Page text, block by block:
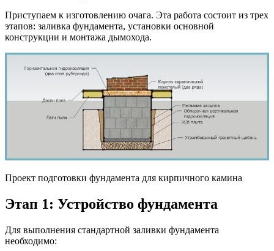
Приступаем к изготовлению очага. Эта работа состоит из трех
этапов: заливка фундамента, установки основной
конструкции и монтажа дымохода.
Проект подготовки фундамента для кирпичного камина
Этап 1: Устройство фундамента
Для выполнения стандартной заливки фундамента
необходимо: